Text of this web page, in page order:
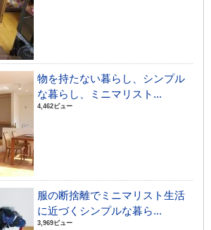
物を持たない暮らし、シンプル
な暮らし、ミニマリスト...
4,462ビュー
服の断捨離でミニマリスト生活
に近づくシンプルな暮ら...
3,969ビュー